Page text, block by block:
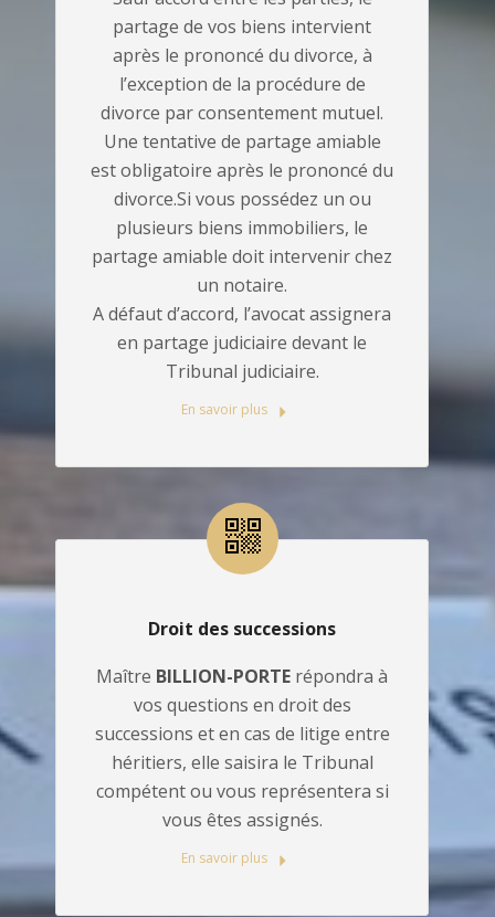
partage de vos biens intervient
après le prononcé du divorce, à
l’exception de la procédure de
divorce par consentement mutuel.
Une tentative de partage amiable
est obligatoire après le prononcé du
divorce.Si vous possédez un ou
plusieurs biens immobiliers, le
partage amiable doit intervenir chez
un notaire.
A défaut d’accord, l’avocat assignera
en partage judiciaire devant le
Tribunal judiciaire.
En savoir plus
Droit des successions
Maître BILLION-PORTE répondra à
vos questions en droit des
successions et en cas de litige entre
héritiers, elle saisira le Tribunal
compétent ou vous représentera si
vous êtes assignés.
En savoir plus